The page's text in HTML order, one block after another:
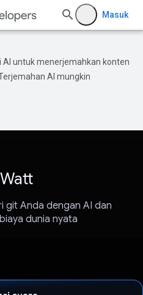
Masuk
untuk menerjemahkan konten
AI mungkin
git Anda dengan AI dan
dunia nyata